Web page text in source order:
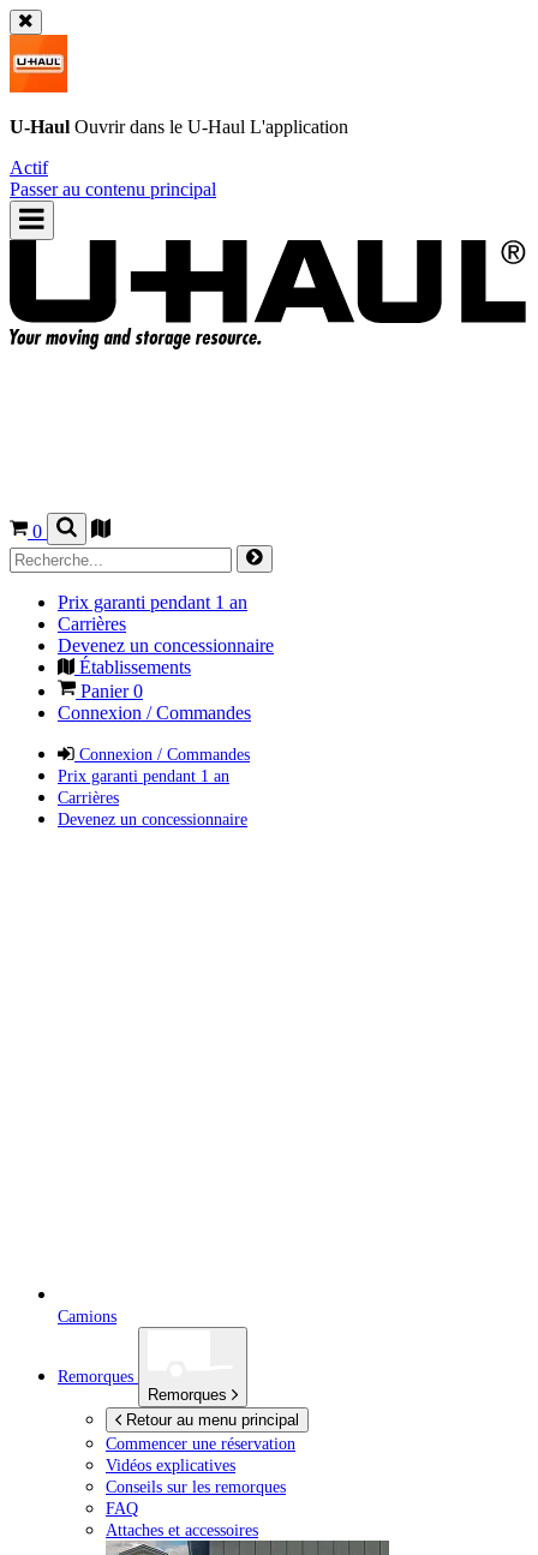
U-Haul Ouvrir dans le U-Haul L'application
Actif
Passer au contenu principal
0
Prix garanti pendant 1 an
Carrières
Devenez un concessionnaire
Établissements
Panier0
Connexion / Commandes
Connexion / Commandes
Prix garanti pendant 1 an
Carrières
Devenez un concessionnaire
Camions
Remorques
Remorques
Retour au menu principal
Commencer une réservation
Vidéos explicatives
Conseils sur les remorques
FAQ
Attaches et accessoires